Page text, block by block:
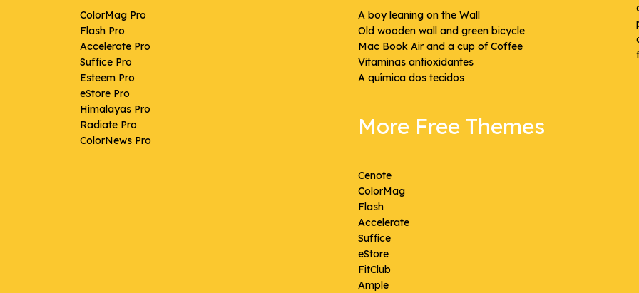
ColorMag Pro
Flash Pro
Accelerate Pro
Suffice Pro
Esteem Pro
eStore Pro
Himalayas Pro
Radiate Pro
ColorNews Pro
A boy leaning on the Wall
Old wooden wall and green bicycle
Mac Book Air and a cup of Coffee
Vitaminas antioxidantes
A química dos tecidos
More Free Themes
Cenote
ColorMag
Flash
Accelerate
Suffice
eStore
FitClub
Ample